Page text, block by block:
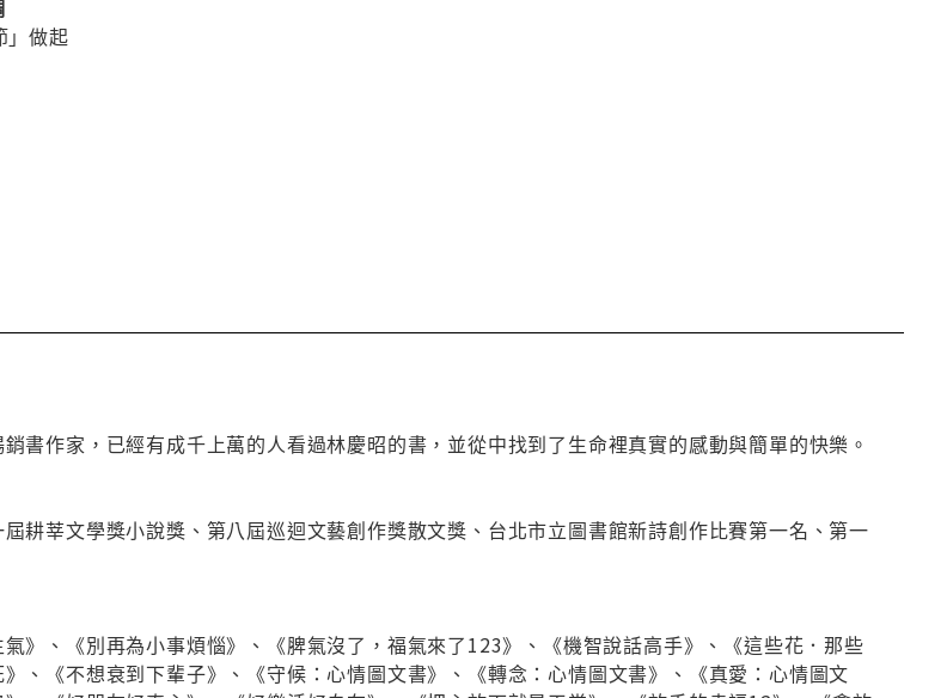
」做起
書作家，已經有成千上萬的人看過林慶昭的書，並從中找到了生命裡真實的感動與簡單的快樂。
耕莘文學獎小說獎、第八屆巡迴文藝創作獎散文獎、台北市立圖書館新詩創作比賽第一名、第一
》、《別再為小事煩惱》、《脾氣沒了，福氣來了123》、《機智說話高手》、《這些花．那些
、《不想衰到下輩子》、《守候：心情圖文書》、《轉念：心情圖文書》、《真愛：心情圖文